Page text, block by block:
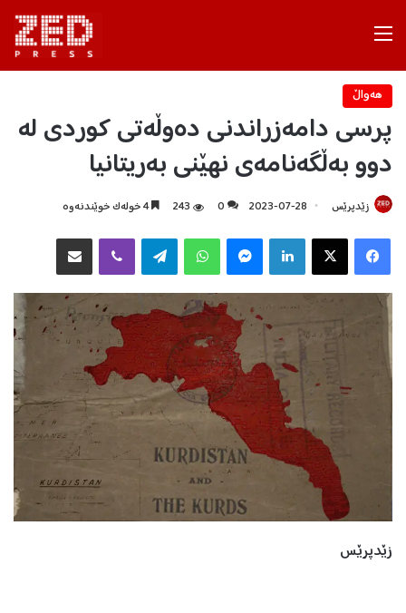
هه‌واڵ
پرسی دامەزراندنی دەوڵەتی کوردی لە
دوو بەڵگەنامەی نهێنی بەریتانیا
زێدپرێس 2023-07-28
0
243 4 خولەک خوێندنەوە
X
Telegram
زێدپرێس